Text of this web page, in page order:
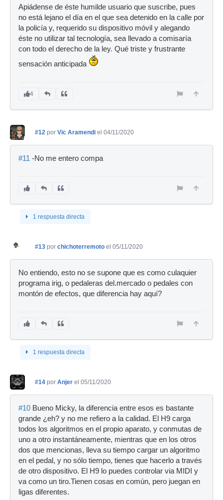
Apiádense de éste humilde usuario que suscribe, pues
no está lejano el día en el que sea detenido en la calle por
la policía y, requerido su dispositivo móvil y alegando
éste no utilizar tal tecnología, sea llevado a comisaría
con todo el derecho de la ley. Qué triste y frustrante
sensación anticipada
4
#12 por Vic Aramendi el 04/11/2020
#11 -No me entero compa
1 respuesta directa
#13 por chichoterremoto el 05/11/2020
No entiendo, esto no se supone que es como culaquier
programa irig, o pedaleras del.mercado o pedales con
montón de efectos, que diferencia hay aquí?
1 respuesta directa
#14 por Anjer el 05/11/2020
#10 Bueno Micky, la diferencia entre esos es bastante
grande ¿eh? y no me refiero a la calidad. El H9 carga
todos los algoritmos en el propio aparato, y conmutas de
uno a otro instantáneamente, mientras que en los otros
dos que mencionas, lleva su tiempo cargar un algoritmo
en el pedal, y no sólo tiempo, tienes que hacerlo a través
de otro dispositivo. El H9 lo puedes controlar via MIDI y
va como un tiro.Tienen cosas en común, pero juegan en
ligas diferentes.